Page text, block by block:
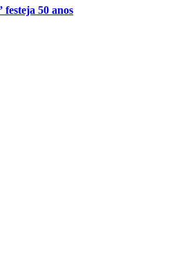
festeja 50 anos